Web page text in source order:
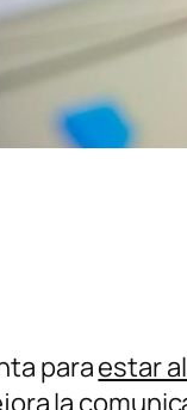
paraestar
la